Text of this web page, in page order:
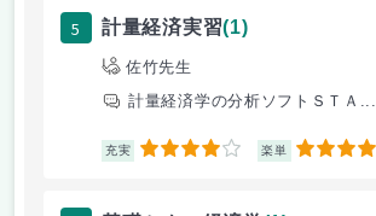
5 計量経済実習(1)
佐竹先生
計量経済学の分析ソフトＳＴＡ...
充実 4 楽単 4